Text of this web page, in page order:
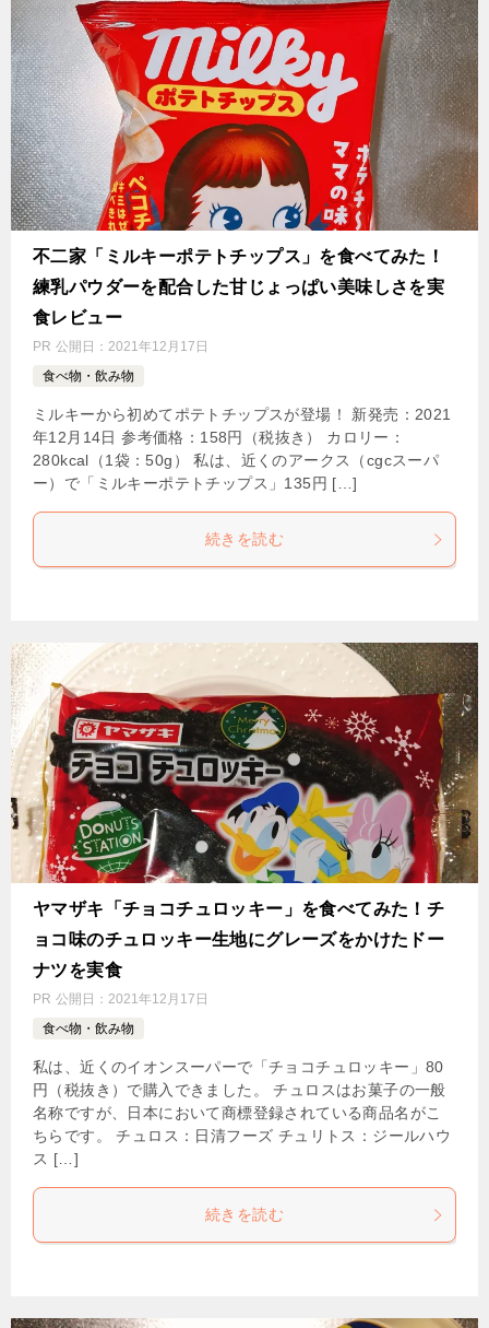
不二家「ミルキーポテトチップス」を食べてみた！
練乳パウダーを配合した甘じょっぱい美味しさを実
食レビュー
PR 公開日：2021年12月17日
食べ物・飲み物
ミルキーから初めてポテトチップスが登場！ 新発売：2021
年12月14日 参考価格：158円（税抜き） カロリー：
280kcal（1袋：50g） 私は、近くのアークス（cgcスーパ
ー）で「ミルキーポテトチップス」135円 […]
続きを読む
ヤマザキ「チョコチュロッキー」を食べてみた！チ
ョコ味のチュロッキー生地にグレーズをかけたドー
ナツを実食
PR 公開日：2021年12月17日
食べ物・飲み物
私は、近くのイオンスーパーで「チョコチュロッキー」80
円（税抜き）で購入できました。 チュロスはお菓子の一般
名称ですが、日本において商標登録されている商品名がこ
ちらです。 チュロス：日清フーズ チュリトス：ジールハウ
ス […]
続きを読む